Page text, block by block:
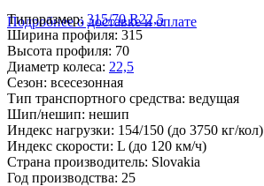
Подробнее о доставке и оплате
Типоразмер:315/70 R22,5
Ширина профиля: 315
Высота профиля: 70
Диаметр колеса: 22,5
Сезон: всесезонная
Тип транспортного средства: ведущая
Шип/нешип: нешип
Индекс нагрузки: 154/150 (до 3750 кг/кол)
Индекс скорости: L (до 120 км/ч)
Страна производитель: Slovakia
Год производства: 25